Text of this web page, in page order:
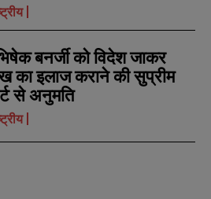
बनर्जी को विदेश जाकर
का इलाज कराने की सुप्रीम
से अनुमति